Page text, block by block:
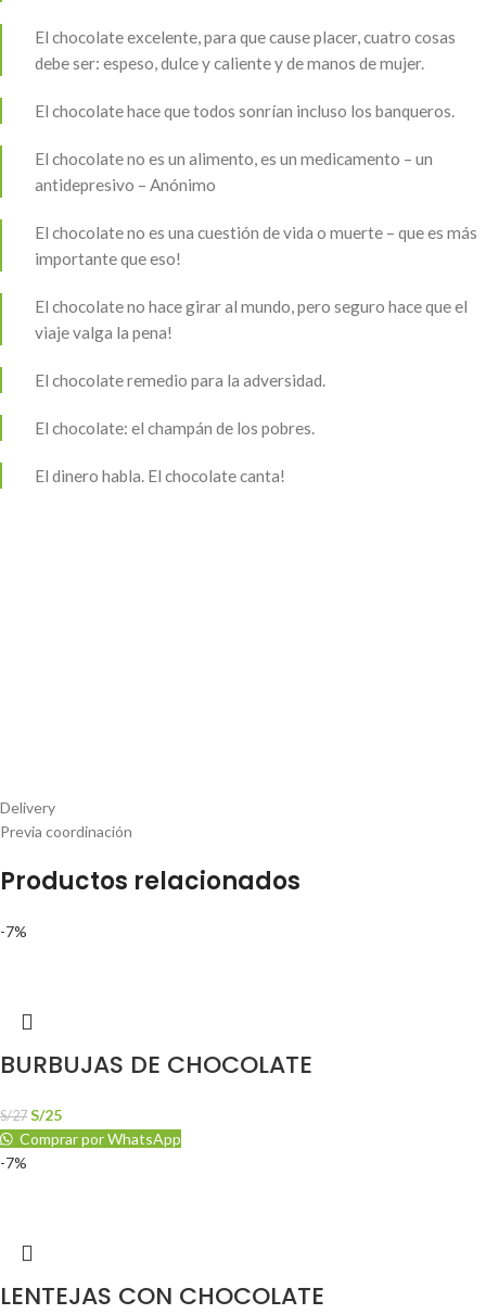
El chocolate excelente, para que cause placer, cuatro cosas
debe ser: espeso, dulce y caliente y de manos de mujer.
El chocolate hace que todos sonrían incluso los banqueros.
El chocolate no es un alimento, es un medicamento – un
antidepresivo – Anónimo
El chocolate no es una cuestión de vida o muerte – que es más
importante que eso!
El chocolate no hace girar al mundo, pero seguro hace que el
viaje valga la pena!
El chocolate remedio para la adversidad.
El chocolate: el champán de los pobres.
El dinero habla. El chocolate canta!
Delivery
Previa coordinación
Productos relacionados
-7%
BURBUJAS DE CHOCOLATE
S/27 S/25
Comprar por WhatsApp
-7%
LENTEJAS CON CHOCOLATE